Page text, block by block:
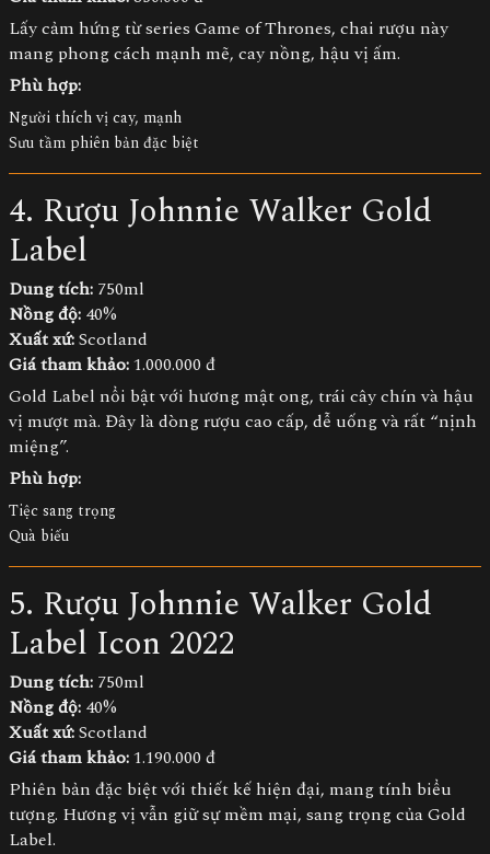
Lấy cảm hứng từ series Game of Thrones, chai rượu này
mang phong cách mạnh mẽ, cay nồng, hậu vị ấm.
Phù hợp:
Người thích vị cay, mạnh
Sưu tầm phiên bản đặc biệt
4. Rượu Johnnie Walker Gold
Label
Dung tích: 750ml
Nồng độ: 40%
Xuất xứ:Scotland
Giá tham khảo:1.000.000 đ
Gold Label nổi bật với hương mật ong, trái cây chín và hậu
vị mượt mà. Đây là dòng rượu cao cấp, dễ uống và rất “nịnh
miệng”.
Phù hợp:
Tiệc sang trọng
Quà biếu
5. Rượu Johnnie Walker Gold
Label Icon 2022
Dung tích: 750ml
Nồng độ: 40%
Xuất xứ:Scotland
Giá tham khảo:1.190.000 đ
Phiên bản đặc biệt với thiết kế hiện đại, mang tính biểu
tượng. Hương vị vẫn giữ sự mềm mại, sang trọng của Gold
Label.